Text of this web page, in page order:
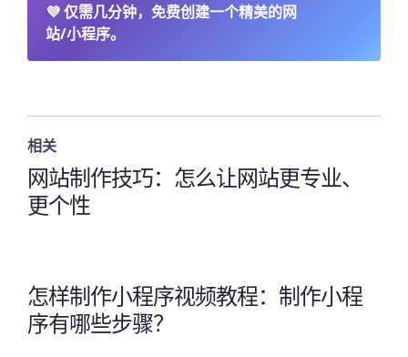
💜仅需几分钟，免费创建一个精美的网
站/小程序。
相关
网站制作技巧：怎么让网站更专业、
更个性
怎样制作小程序视频教程：制作小程
序有哪些步骤？